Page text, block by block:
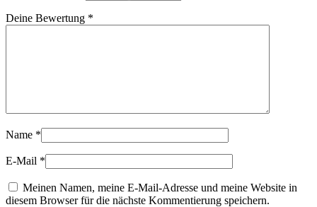
Deine Bewertung *
Name *
E-Mail *
Meinen Namen, meine E-Mail-Adresse und meine Website in
diesem Browser für die nächste Kommentierung speichern.